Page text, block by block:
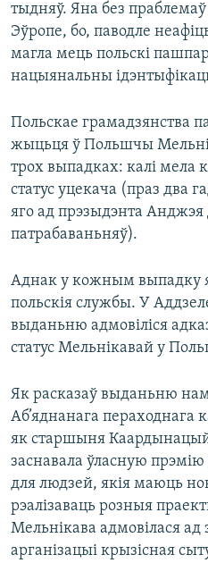
тыдняў. Яна без праблемаў
Эўропе, бо, паводле
магла мець польскі
нацыянальны
Польскае грамадзянства
жыцьця ў Польшчы
трох выпадках: калі мела
статус уцекача (праз два
яго ад прэзыдэнта Анджэя
патрабаваньняў).
Аднак у кожным выпадку
польскія службы. У
выданьню адмовіліся
статус Мельнікавай у
Як расказаў выданьню
Аб’яднанага пераходнага
як старшыня
заснавала ўласную
для людзей, якія маюць
рэалізаваць розныя
Мельнікава адмовілася ад
арганізацыі крызісная